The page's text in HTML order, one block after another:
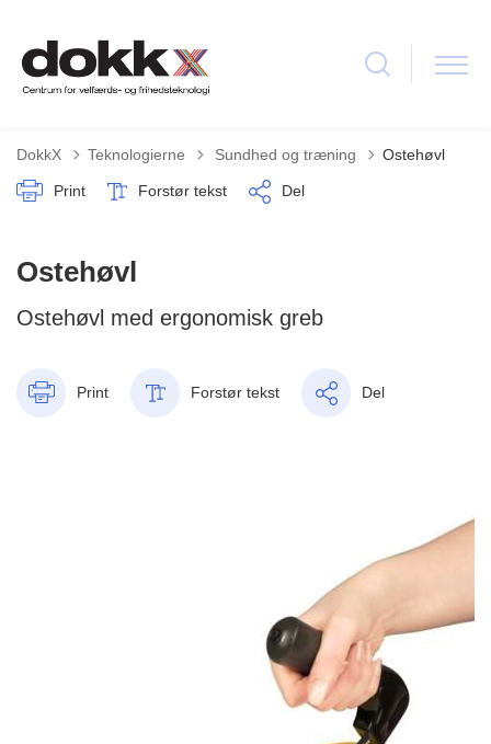
DokkX Teknologierne Tilbage til
Sundhed og træning Ostehøvl
Print Forstør tekst Del
Ostehøvl
Ostehøvl med ergonomisk greb
Print Forstør tekst Del